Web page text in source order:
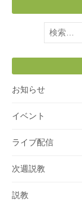
検
索:
お知らせ
イベント
ライブ配信
次週説教
説教